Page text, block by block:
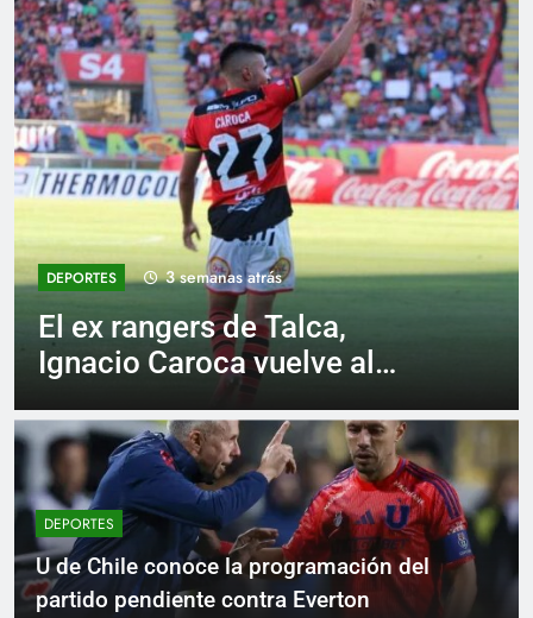
DEPORTES 1 mes atrás
Campeón con Wanderers
regresa al fútbol
chileno:Deportes Iquique
tendría listo su fichaje
DEPORTES
U de Chile conoce la programación del
partido pendiente contra Everton